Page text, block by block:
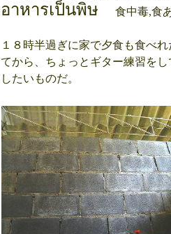
อาหารเป็นพิษ 食中毒,食
１８時半過ぎに家で夕食も食べ
てから、ちょっとギター練習を
したいものだ。